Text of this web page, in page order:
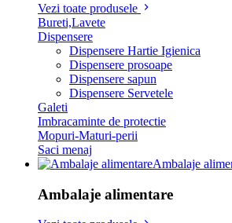
Vezi toate produsele
Bureti,Lavete
Dispensere
Dispensere Hartie Igienica
Dispensere prosoape
Dispensere sapun
Dispensere Servetele
Galeti
Imbracaminte de protectie
Mopuri-Maturi-perii
Saci menaj
Ambalaje
Ambalaje alimentare